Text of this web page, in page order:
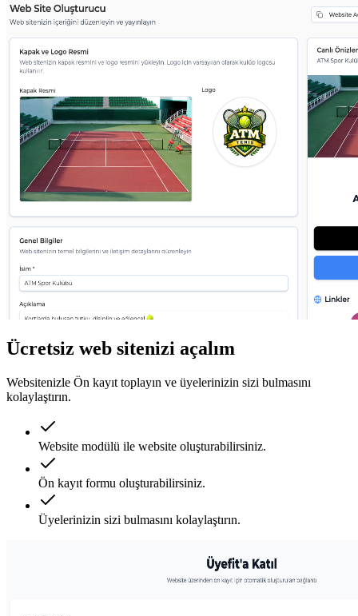
Ücretsiz web sitenizi açalım
Websitenizle Ön kayıt toplayın ve üyelerinizin sizi bulmasını
kolaylaştırın.
Website modülü ile website oluşturabilirsiniz.
Ön kayıt formu oluşturabilirsiniz.
Üyelerinizin sizi bulmasını kolaylaştırın.